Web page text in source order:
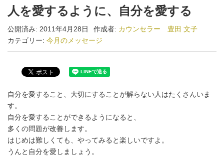
人を愛するように、自分を愛する
公開済み: 2011年4月28日 作成者: カウンセラー 豊田 文子
カテゴリー: 今月のメッセージ
自分を愛すること、大切にすることが解らない人はたくさんいま
す。
自分を愛することができるようになると、
多くの問題が改善します。
はじめは難しくても、やってみると楽しいですよ。
うんと自分を愛しましょう。